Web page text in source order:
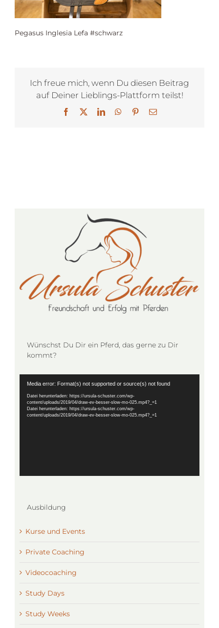
Pegasus Inglesia Lefa #schwarz
Ich freue mich, wenn Du diesen Beitrag
auf Deiner Lieblings-Plattform teilst!
Facebook LinkedInWhatsApp
Pinterest
E-
Wünschst Du Dir ein Pferd, das gerne zu Dir
kommt?
Media error: Format(s) not supported or source(s) not found
Datei herunterladen: https://ursula-schuster.com/wp-
content/uploads/2019/04/draw-ev-besser-slow-mo-025.mp4?_=1
Datei herunterladen: https://ursula-schuster.com/wp-
content/uploads/2019/04/draw-ev-besser-slow-mo-025.mp4?_=1
Ausbildung
Kurse und Events
Private Coaching
Videocoaching
Study Days
Study Weeks